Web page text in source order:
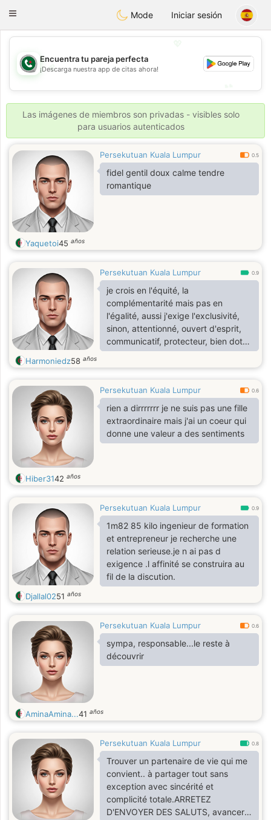
Weshrak
Toggle
Mode Iniciar sesión
💖
💕
Encuentra tu pareja perfecta
¡Descarga nuestra app de citas ahora!
Las imágenes de miembros son privadas - visibles solo
para usuarios autenticados
Persekutuan Kuala Lumpur 0.5
fidel gentil doux calme tendre
romantique
Yaquetoi45 años
Persekutuan Kuala Lumpur 0.9
je crois en l'équité, la
complémentarité mais pas en
l'égalité, aussi j'exige l'exclusivité,
sinon, attentionné, ouvert d'esprit,
communicatif, protecteur, bien doté
dieu merci, aime la vie,
communiquons ouvertement,
Harmoniedz58 años
Persekutuan Kuala Lumpur 0.6
rien a dirrrrrrr je ne suis pas une fille
extraordinaire mais j'ai un coeur qui
donne une valeur a des sentiments
Hiber3142 años
Persekutuan Kuala Lumpur 0.9
1m82 85 kilo ingenieur de formation
et entrepreneur je recherche une
relation serieuse.je n ai pas d
exigence .l affinité se construira au
fil de la discution.
Djallal0251 años
Persekutuan Kuala Lumpur 0.6
sympa, responsable...le reste à
découvrir
AminaAmina...41 años
Persekutuan Kuala Lumpur 0.8
Trouver un partenaire de vie qui me
convient.. à partager tout sans
exception avec sincérité et
complicité totale.ARRETEZ
D'ENVOYER DES SALUTS, avancer